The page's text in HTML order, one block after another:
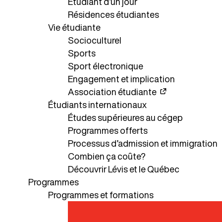
Résidences étudiantes
Vie étudiante
Socioculturel
Sports
Sport électronique
Engagement et implication
Association étudiante
Étudiants internationaux
Études supérieures au cégep
Programmes offerts
Processus d’admission et immigration
Combien ça coûte?
Découvrir Lévis et le Québec
Programmes
Programmes et formations